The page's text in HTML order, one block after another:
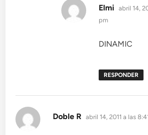
Elmi dice:
abril 14,
pm
DINAMIC
RESPONDER
Doble R dice:
abril 14, 2011 a las